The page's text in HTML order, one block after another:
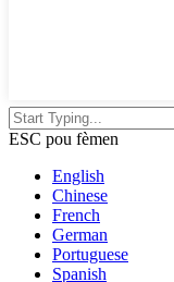
ESC pou fèmen
English
Chinese
French
German
Portuguese
Spanish